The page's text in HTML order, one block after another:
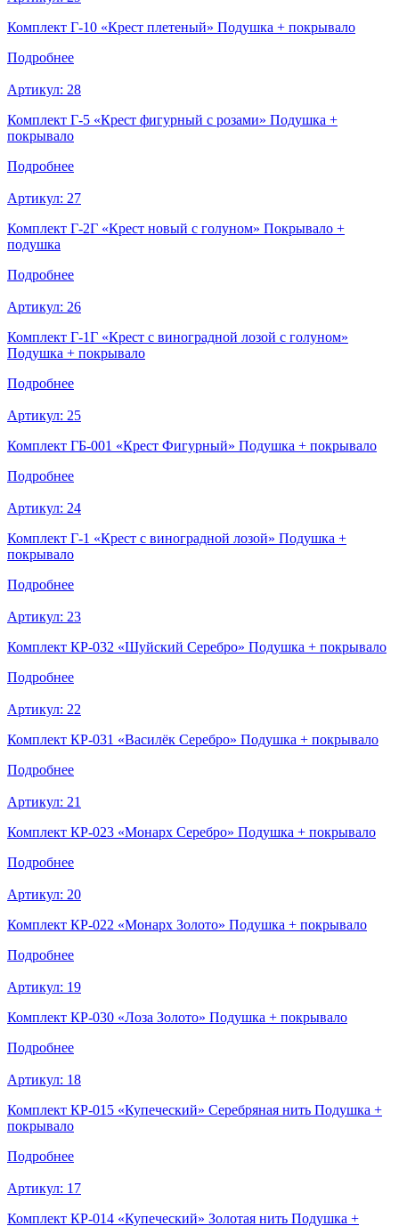
Комплект Г-10 «Крест плетеный» Подушка + покрывало
Подробнее
Артикул: 28
Комплект Г-5 «Крест фигурный с розами» Подушка +
покрывало
Подробнее
Артикул: 27
Комплект Г-2Г «Крест новый с голуном» Покрывало +
подушка
Подробнее
Артикул: 26
Комплект Г-1Г «Крест с виноградной лозой с голуном»
Подушка + покрывало
Подробнее
Артикул: 25
Комплект ГБ-001 «Крест Фигурный» Подушка + покрывало
Подробнее
Артикул: 24
Комплект Г-1 «Крест с виноградной лозой» Подушка +
покрывало
Подробнее
Артикул: 23
Комплект КР-032 «Шуйский Серебро» Подушка + покрывало
Подробнее
Артикул: 22
Комплект КР-031 «Василёк Серебро» Подушка + покрывало
Подробнее
Артикул: 21
Комплект КР-023 «Монарх Серебро» Подушка + покрывало
Подробнее
Артикул: 20
Комплект КР-022 «Монарх Золото» Подушка + покрывало
Подробнее
Артикул: 19
Комплект КР-030 «Лоза Золото» Подушка + покрывало
Подробнее
Артикул: 18
Комплект КР-015 «Купеческий» Серебряная нить Подушка +
покрывало
Подробнее
Артикул: 17
Комплект КР-014 «Купеческий» Золотая нить Подушка +